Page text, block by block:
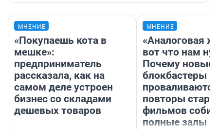
МНЕНИЕ
«Покупаешь кота в
мешке»:
предприниматель
рассказала, как на
самом деле устроен
бизнес со складами
дешевых товаров
МНЕНИЕ
«Аналоговая
вот что нам
Почему новые
блокбастеры
повторы
фильмов
полные залы